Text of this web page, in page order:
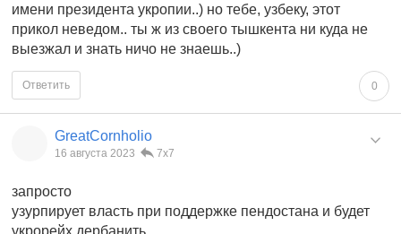
имени президента укропии..) но тебе, узбеку, этот
прикол неведом.. ты ж из своего тышкента ни куда не
выезжал и знать ничо не знаешь..)
0
Ответить
GreatCornholio
16 августа 2023 7x7
запросто
узурпирует власть при поддержке пендостана и будет
укрорейх дербанить